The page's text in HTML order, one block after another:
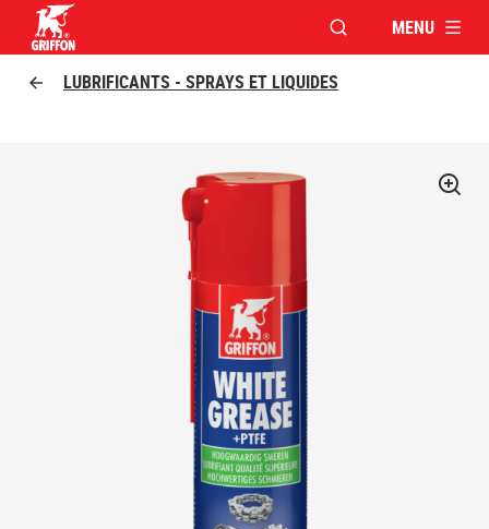
OUVRIR LAMENU
LUBRIFICANTS - SPRAYS ET LIQUIDES